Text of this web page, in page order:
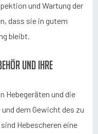
und Wartung der
dass sie in gutem
bleibt.
und ihre
Hebegeräten und die
dem Gewicht des zu
Hebescheren eine